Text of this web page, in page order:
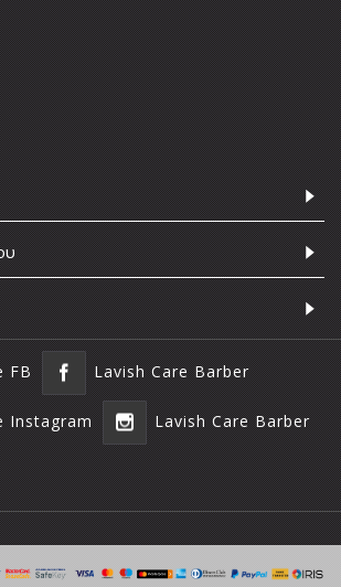
FB Lavish Care Barber
Instagram Lavish Care Barber